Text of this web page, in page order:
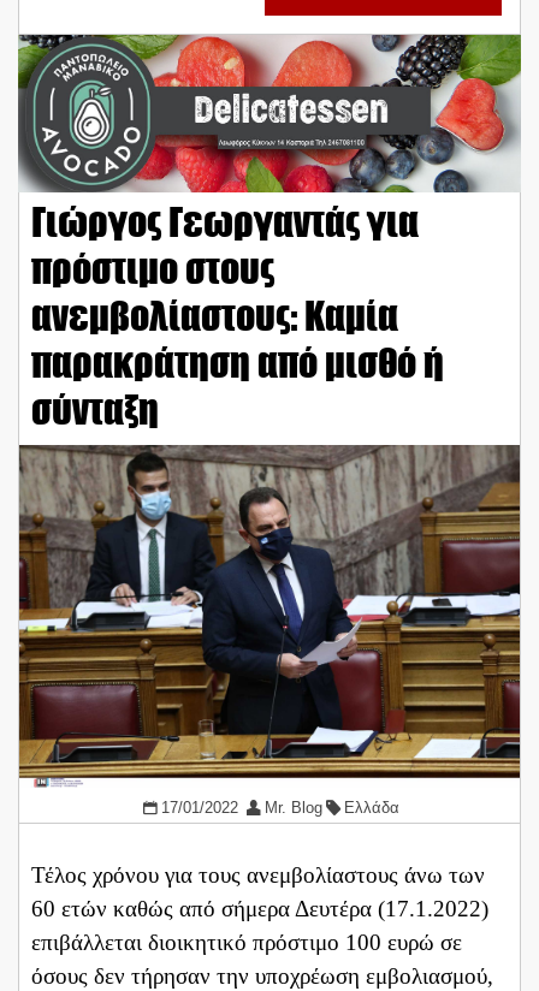
Γιώργος Γεωργαντάς για
πρόστιμο στους
ανεμβολίαστους: Καμία
παρακράτηση από μισθό ή
σύνταξη
17/01/2022 Mr. Blog Ελλάδα
Τέλος χρόνου για τους ανεμβολίαστους άνω των
60 ετών καθώς από σήμερα Δευτέρα (17.1.2022)
επιβάλλεται διοικητικό πρόστιμο 100 ευρώ σε
όσους δεν τήρησαν την υποχρέωση εμβολιασμού,